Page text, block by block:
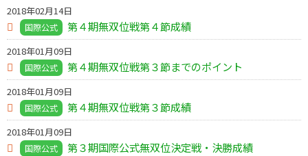
2018年02月14日
国際公式 第４期無双位戦第４節成績
2018年01月09日
国際公式 第４期無双位戦第３節までのポイント
2018年01月09日
国際公式 第４期無双位戦第３節成績
2018年01月09日
国際公式 第３期国際公式無双位決定戦・決勝成績